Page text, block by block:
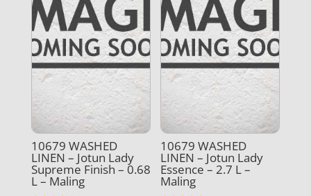
10679 WASHED
LINEN – Jotun Lady
Supreme Finish – 0.68
L – Maling
10679 WASHED
LINEN – Jotun Lady
Essence – 2.7 L –
Maling